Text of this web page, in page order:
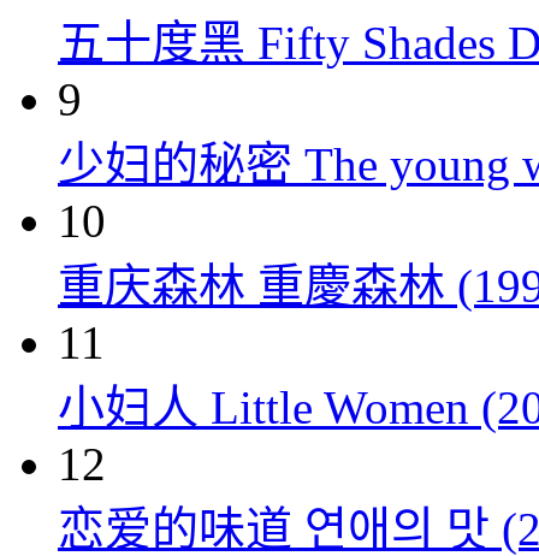
五十度黑 Fifty Shades
9
少妇的秘密 The young
10
重庆森林 重慶森林
11
小妇人 Little Women
12
恋爱的味道 연애의 맛